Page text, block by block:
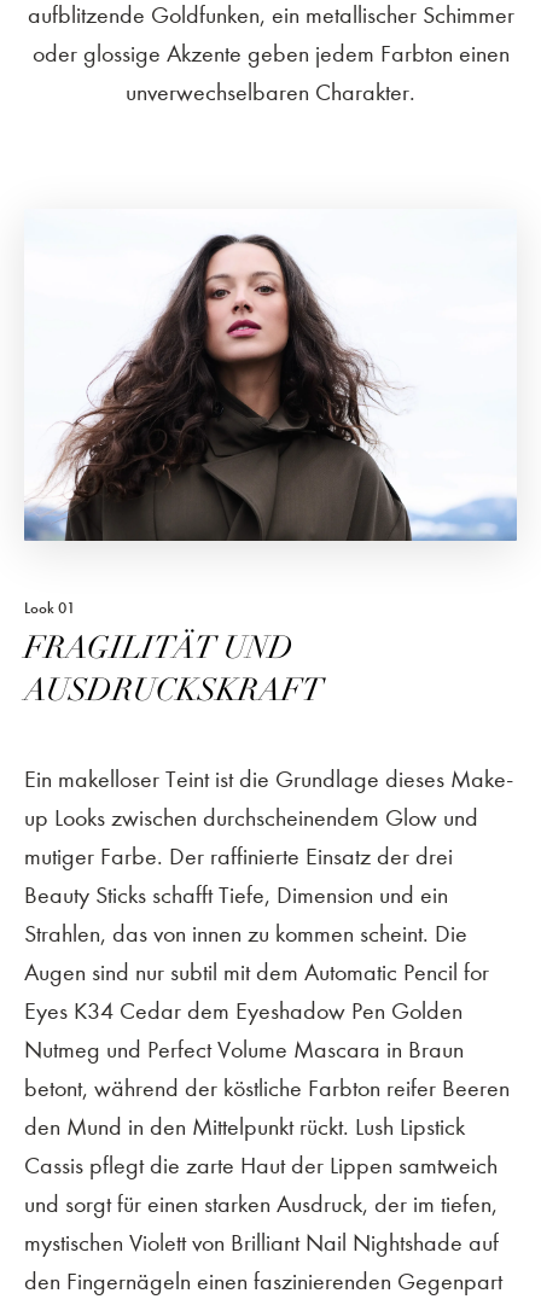
aufblitzende Goldfunken, ein metallischer Schimmer
oder glossige Akzente geben jedem Farbton einen
unverwechselbaren Charakter.
Look 01
FRAGILITÄT UND
AUSDRUCKSKRAFT
Ein makelloser Teint ist die Grundlage dieses Make-
up Looks zwischen durchscheinendem Glow und
mutiger Farbe. Der raffinierte Einsatz der drei
Beauty Sticks schafft Tiefe, Dimension und ein
Strahlen, das von innen zu kommen scheint. Die
Augen sind nur subtil mit dem Automatic Pencil for
Eyes K34 Cedar dem Eyeshadow Pen Golden
Nutmeg und Perfect Volume Mascara in Braun
betont, während der köstliche Farbton reifer Beeren
den Mund in den Mittelpunkt rückt. Lush Lipstick
Cassis pflegt die zarte Haut der Lippen samtweich
und sorgt für einen starken Ausdruck, der im tiefen,
mystischen Violett von Brilliant Nail Nightshade auf
den Fingernägeln einen faszinierenden Gegenpart